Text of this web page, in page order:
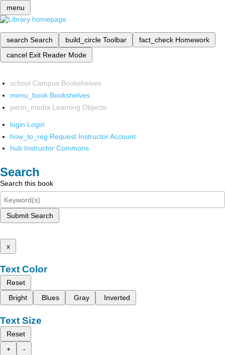
menu
search Search build_circle Toolbar fact_check Homework
cancel Exit Reader Mode
school Campus Bookshelves
menu_book Bookshelves
perm_media Learning Objects
login Login
how_to_reg Request Instructor Account
hub Instructor Commons
Search
Search this book
Submit Search
x
Text Color
Reset
Bright
Blues Gray Inverted
Text Size
Reset
+
-